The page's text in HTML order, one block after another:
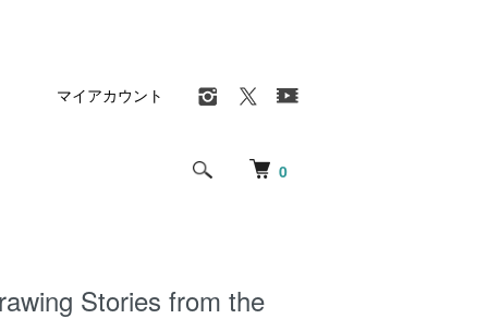
0
マイアカウント
Stories from the